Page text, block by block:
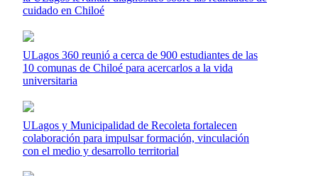
cuidado en Chiloé
ULagos 360 reunió a cerca de 900 estudiantes de las
10 comunas de Chiloé para acercarlos a la vida
universitaria
ULagos y Municipalidad de Recoleta fortalecen
colaboración para impulsar formación, vinculación
con el medio y desarrollo territorial